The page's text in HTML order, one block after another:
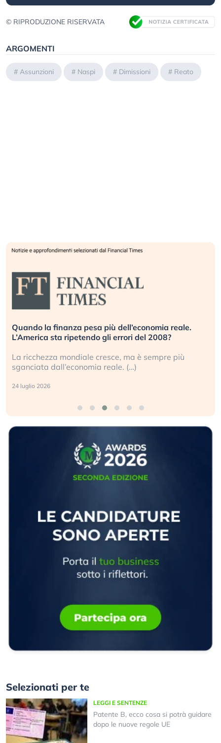
© RIPRODUZIONE RISERVATA
ARGOMENTI
# Assunzioni # Naspi # Dimissioni # Reato
Quando la finanza pesa più dell’economia reale.
L’America sta ripetendo gli errori del 2008?
La ricchezza mondiale cresce, ma è sempre più
sganciata dall’economia reale. (…)
24 luglio 2026
Selezionati per te
LEGGI E SENTENZE
Patente B, ecco cosa si potrà guidare
dopo le nuove regole UE